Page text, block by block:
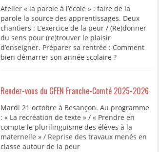
Atelier « la parole à l’école » : faire de la
parole la source des apprentissages. Deux
chantiers : L’exercice de la peur / (Re)donner
du sens pour (re)trouver le plaisir
d’enseigner. Préparer sa rentrée : Comment
bien démarrer son année scolaire ?
Rendez-vous du GFEN Franche-Comté 2025-2026
Mardi 21 octobre à Besançon. Au programme
: « La recréation de texte » / « Prendre en
compte le plurilinguisme des élèves à la
maternelle » / Reprise des travaux menés en
classe autour de la peur